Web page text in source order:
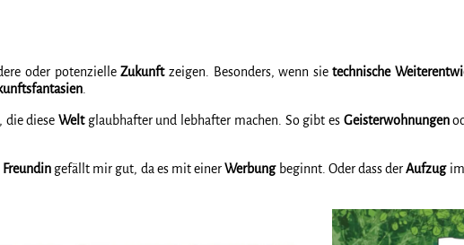
oder potenzielleZukunftzeigen. Besonders, wenn sietechnische
die diese Weltglaubhafter und lebhafter machen. So gibt es Geisterwohnungen
Freundingefällt mir gut, da es mit einerWerbungbeginnt. Oder dass derAufzugim